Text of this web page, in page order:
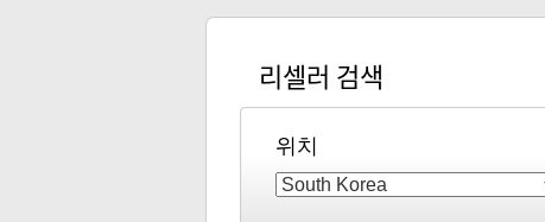
리셀러 검색
위치